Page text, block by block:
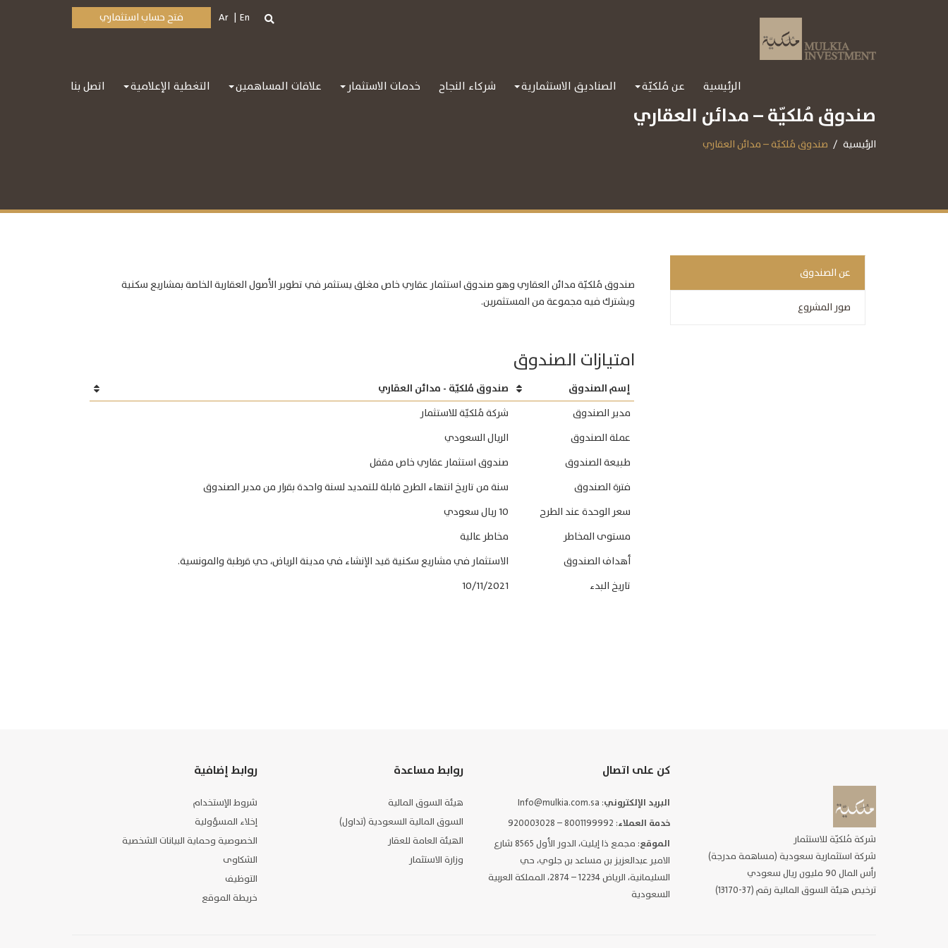
En
Ar فتح حساب استثماري
الرئيسية عن مُلكيّة الصناديق الاستثمارية شركاء النجاح خدمات الاستثمار علاقات المساهمين التغطية الإعلامية اتصل بنا
صندوق مُلكيّة – مدائن العقاري
الرئيسية صندوق مُلكيّة – مدائن العقاري
عن الصندوق
صور المشروع
صندوق مُلكيّة مدائن العقاري وهو صندوق استثمار عقاري خاص مغلق يستثمر في تطوير الأصول العقارية الخاصة بمشاريع سكنية
ويشترك فيه مجموعة من المستثمرين.
امتيازات الصندوق
إسم الصندوق
صندوق مُلكيّة - مدائن العقاري
مدير الصندوق
شركة مُلكيّة للاستثمار
عملة الصندوق
الريال السعودي
طبيعة الصندوق
صندوق استثمار عقاري خاص مقفل
فترة الصندوق
سنة من تاريخ انتهاء الطرح قابلة للتمديد لسنة واحدة بقرار من مدير الصندوق
سعر الوحدة عند الطرح
10 ريال سعودي
مستوى المخاطر
مخاطر عالية
أهداف الصندوق
الاستثمار في مشاريع سكنية قيد الإنشاء في مدينة الرياض، حي قرطبة والمونسية.
تاريخ البدء
10/11/2021
شركة مُلكيّة للاستثمار
شركة استثمارية سعودية (مساهمة مدرجة)
رأس المال 90 مليون ريال سعودي
ترخيص هيئة السوق المالية رقم (37-13170)
كن على اتصال
البريد الإلكتروني: Info@mulkia.com.sa
خدمة العملاء: 8001199992 – 920003028
الموقع
: مجمع ذا إيليت، الدور الأول 8565 شارع
الامير عبدالعزيز بن مساعد بن جلوي، حي
السليمانية، الرياض 12234 – 2874، المملكة العربية
السعودية
روابط مساعدة
هيئة السوق المالية
السوق المالية السعودية (تداول)
الهيئة العامة للعقار
وزارة الاستثمار
روابط إضافية
شروط الإستخدام
إخلاء المسؤولية
الخصوصية وحماية البيانات الشخصية
الشكاوى
التوظيف
خريطة الموقع